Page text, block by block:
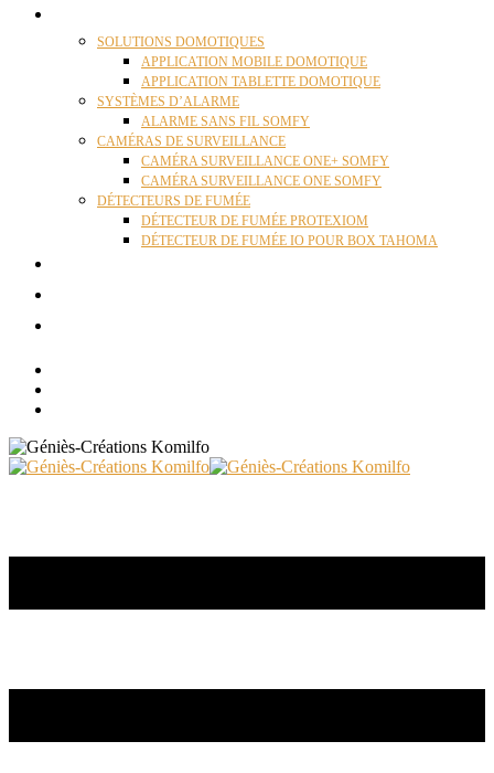
SOLUTIONS DOMOTIQUES
APPLICATION MOBILE DOMOTIQUE
APPLICATION TABLETTE DOMOTIQUE
SYSTÈMES D’ALARME
ALARME SANS FIL SOMFY
CAMÉRAS DE SURVEILLANCE
CAMÉRA SURVEILLANCE ONE+ SOMFY
CAMÉRA SURVEILLANCE ONE SOMFY
DÉTECTEURS DE FUMÉE
DÉTECTEUR DE FUMÉE PROTEXIOM
DÉTECTEUR DE FUMÉE IO POUR BOX TAHOMA